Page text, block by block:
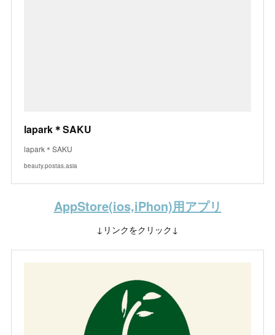
lapark＊SAKU
lapark＊SAKU
beauty.postas.asia
AppStore(ios,iPhon)用アプリ
↓リンクをクリック↓